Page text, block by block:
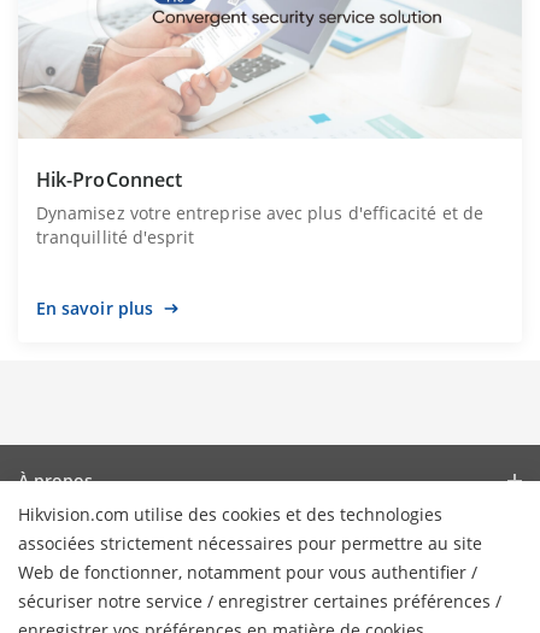
Hik-ProConnect
Dynamisez votre entreprise avec plus d'efficacité et de
tranquillité d'esprit
En savoir plus
Hikvision.com utilise des cookies et des technologies
associées strictement nécessaires pour permettre au site
Web de fonctionner, notamment pour vous authentifier /
sécuriser notre service / enregistrer certaines préférences /
À propos
Profil de l’Entreprise
Relations avec les investisseurs
Cybersécurité
Actualités
Blog
Dernières actualités
Partenaires